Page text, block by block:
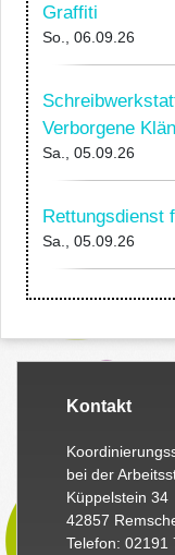
Graffiti
So., 06.09.26
Verborgene
Sa., 05.09.26
Rettungsdienst
Sa., 05.09.26
Kontakt
bei der
Küppelstein 34
42857
Telefon: 02191